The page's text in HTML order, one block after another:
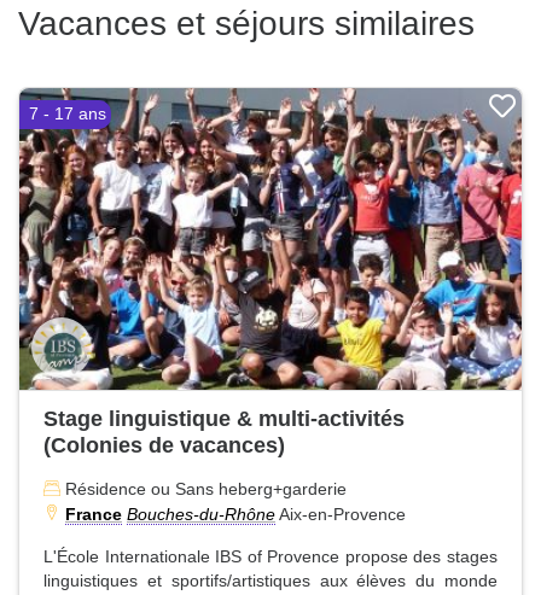
Vacances et séjours similaires
7 - 17 ans
Stage linguistique & multi-activités
(Colonies de vacances)
Résidence ou Sans heberg+garderie
France Bouches-du-RhôneAix-en-Provence
L'École Internationale IBS of Provence propose des stages
linguistiques et sportifs/artistiques aux élèves du monde